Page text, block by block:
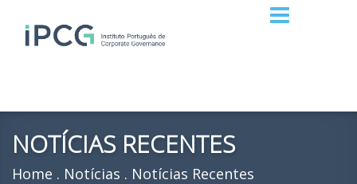
NOTÍCIAS RECENTES
Home Notícias
Notícias Recentes